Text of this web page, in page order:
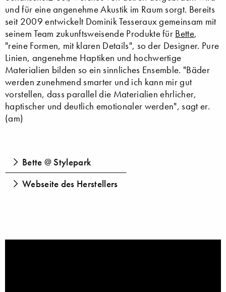
und für eine angenehme Akustik im Raum sorgt. Bereits
seit 2009 entwickelt Dominik Tesseraux gemeinsam mit
seinem Team zukunftsweisende Produkte für Bette,
"reine Formen, mit klaren Details", so der Designer. Pure
Linien, angenehme Haptiken und hochwertige
Materialien bilden so ein sinnliches Ensemble. "Bäder
werden zunehmend smarter und ich kann mir gut
vorstellen, dass parallel die Materialien ehrlicher,
haptischer und deutlich emotionaler werden", sagt er.
(am)
Bette @ Stylepark
Webseite des Herstellers